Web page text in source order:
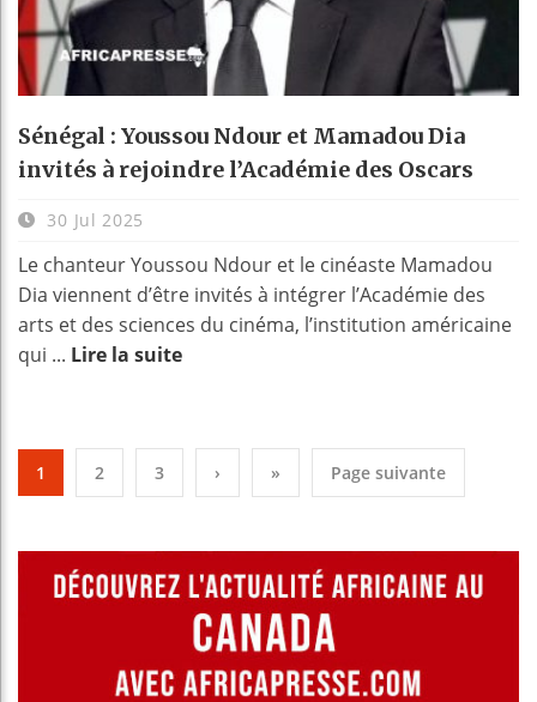
Sénégal : Youssou Ndour et Mamadou Dia
invités à rejoindre l’Académie des Oscars
30 Jul 2025
Le chanteur Youssou Ndour et le cinéaste Mamadou
Dia viennent d’être invités à intégrer l’Académie des
arts et des sciences du cinéma, l’institution américaine
qui ... Lire la suite
1 2 3 › » Page suivante